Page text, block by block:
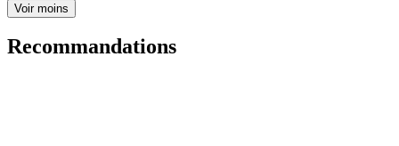
Voir moins
Recommandations